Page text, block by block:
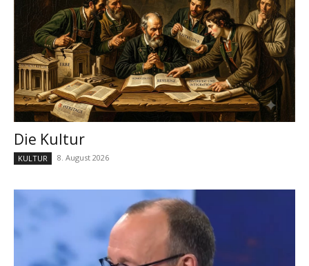
Die Kultur
KULTUR 8. August 2026